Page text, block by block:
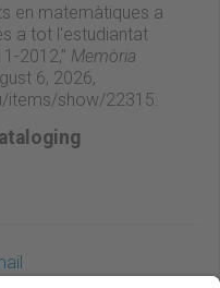
en matemàtiques a
a tot l'estudiantat
2012,” Memòria
6, 2026,
items/show/22315